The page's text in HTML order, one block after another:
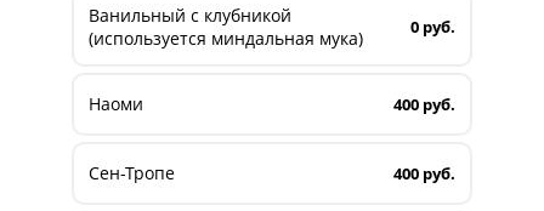
Ванильный с клубникой
(используется миндальная мука)
0 руб.
Наоми 400 руб.
Сен-Тропе 400 руб.